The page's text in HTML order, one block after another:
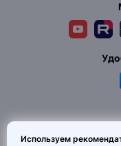
Используем